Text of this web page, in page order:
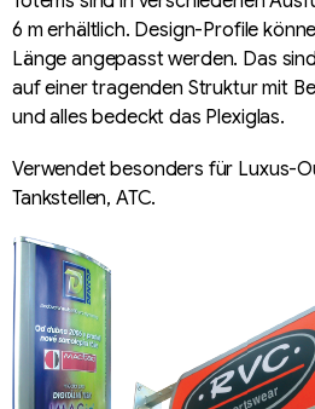
l
e
m
e
n
e
d
e
r
L
i
s
t
e
6 m erhältlich. Design-Profile
Länge angepasst werden. Das
auf einer tragenden Struktur mit
und alles bedeckt das Plexiglas.
Verwendet besonders für Luxus-
Tankstellen, ATC.